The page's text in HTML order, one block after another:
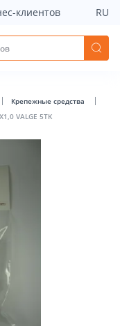
- Bauhof has loaded
клиентов RU
Крепежные средства
VALGE 5TK